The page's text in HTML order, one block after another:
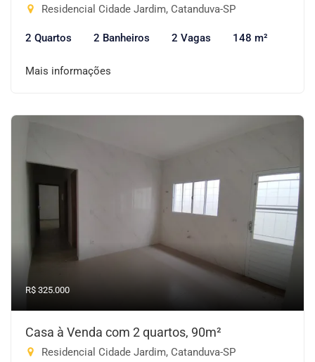
Residencial Cidade Jardim, Catanduva-SP
2 Quartos 2 Banheiros 2 Vagas 148 m²
Mais informações
R$ 325.000
Casa à Venda com 2 quartos, 90m²
Residencial Cidade Jardim, Catanduva-SP